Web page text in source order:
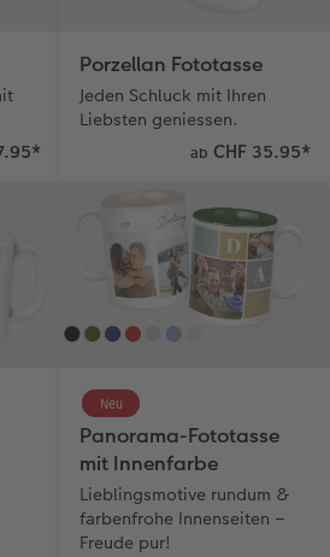
Book «Art Collection»
FOTOBUCH per PDF
Geschenkgutschein
*
Porzellan Fototasse
Jeden Schluck mit Ihren
Liebsten geniessen.
ab CHF 35.95*
Panorama-Fototasse
mit Innenfarbe
Lieblingsmotive rundum &
farbenfrohe Innenseiten –
Freude pur!
Neu